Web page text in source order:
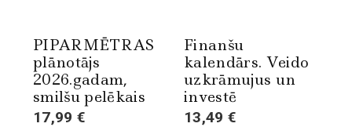
PIPARMĒTRAS
plānotājs
2026.gadam,
smilšu pelēkais
17,99 €
Finanšu
kalendārs. Veido
uzkrāmujus un
investē
13,49 €